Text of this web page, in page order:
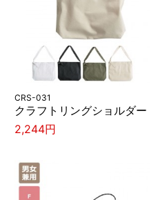
CRS-031
クラフトリングショルダー
2,244円